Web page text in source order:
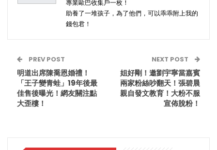
專業歐巴收集戶一枚！
助養了一堆孩子，為了他們，可以乖乖附上我的
錢包君！
PREV POST
明道出席陳喬恩婚禮！
「王子變青蛙」19年後最
佳售後曝光！網友關注點
大歪樓！
NEXT POST
姐好剛！邀劉宇寧當嘉賓
兩家粉絲吵翻天！張碧晨
親自發文教育！大粉不服
宣佈脫粉！